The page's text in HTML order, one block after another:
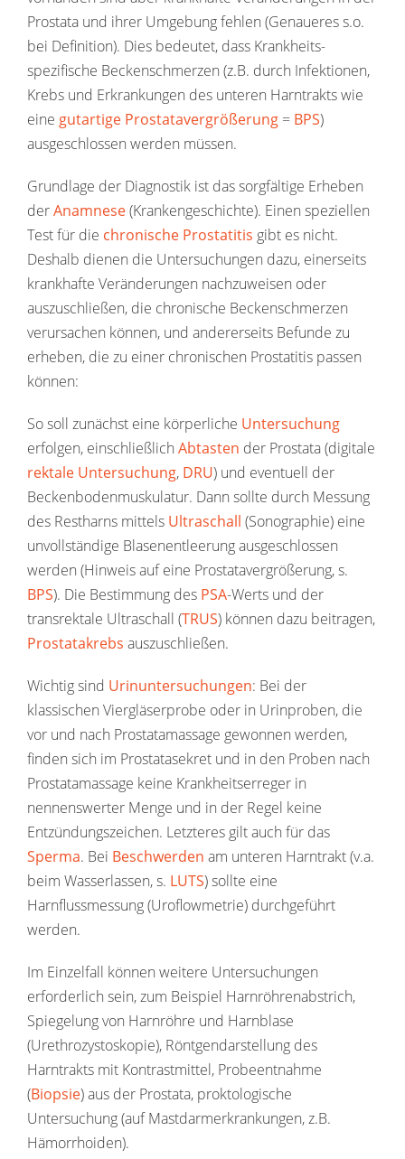
Prostata und ihrer Umgebung fehlen (Genaueres s.o.
bei Definition). Dies bedeutet, dass Krankheits-
spezifische Beckenschmerzen (z.B. durch Infektionen,
Krebs und Erkrankungen des unteren Harntrakts wie
eine gutartige Prostatavergrößerung = BPS)
ausgeschlossen werden müssen.
Grundlage der Diagnostik ist das sorgfältige Erheben
derAnamnese(Krankengeschichte). Einen speziellen
Test für die chronische Prostatitis gibt es nicht.
Deshalb dienen die Untersuchungen dazu, einerseits
krankhafte Veränderungen nachzuweisen oder
auszuschließen, die chronische Beckenschmerzen
verursachen können, und andererseits Befunde zu
erheben, die zu einer chronischen Prostatitis passen
können:
So soll zunächst eine körperliche Untersuchung
erfolgen, einschließlich Abtasten der Prostata (digitale
rektale Untersuchung, DRU) und eventuell der
Beckenbodenmuskulatur. Dann sollte durch Messung
des Restharns mittels Ultraschall (Sonographie) eine
unvollständige Blasenentleerung ausgeschlossen
werden (Hinweis auf eine Prostatavergrößerung, s.
BPS). Die Bestimmung des PSA-Werts und der
transrektale Ultraschall (TRUS) können dazu beitragen,
Prostatakrebs auszuschließen.
Wichtig sind Urinuntersuchungen: Bei der
klassischen Viergläserprobe oder in Urinproben, die
vor und nach Prostatamassage gewonnen werden,
finden sich im Prostatasekret und in den Proben nach
Prostatamassage keine Krankheitserreger in
nennenswerter Menge und in der Regel keine
Entzündungszeichen. Letzteres gilt auch für das
Sperma. Bei Beschwerden am unteren Harntrakt (v.a.
beim Wasserlassen, s. LUTS) sollte eine
Harnflussmessung (Uroflowmetrie) durchgeführt
werden.
Im Einzelfall können weitere Untersuchungen
erforderlich sein, zum Beispiel Harnröhrenabstrich,
Spiegelung von Harnröhre und Harnblase
(Urethrozystoskopie), Röntgendarstellung des
Harntrakts mit Kontrastmittel, Probeentnahme
(Biopsie) aus der Prostata, proktologische
Untersuchung (auf Mastdarmerkrankungen, z.B.
Hämorrhoiden).